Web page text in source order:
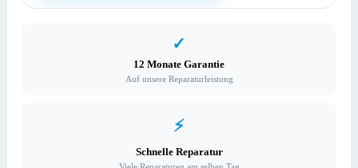
✓
12 Monate Garantie
Auf unsere Reparaturleistung
⚡
Schnelle Reparatur